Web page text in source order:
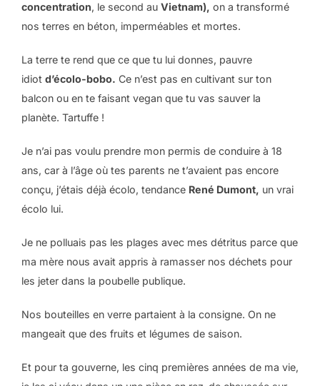
concentration, le second au Vietnam), on a transformé
nos terres en béton, imperméables et mortes.
La terre te rend que ce que tu lui donnes, pauvre
idiot d’écolo-bobo. Ce n’est pas en cultivant sur ton
balcon ou en te faisant vegan que tu vas sauver la
planète. Tartuffe !
Je n’ai pas voulu prendre mon permis de conduire à 18
ans, car à l’âge où tes parents ne t’avaient pas encore
conçu, j’étais déjà écolo, tendance René Dumont, un vrai
écolo lui.
Je ne polluais pas les plages avec mes détritus parce que
ma mère nous avait appris à ramasser nos déchets pour
les jeter dans la poubelle publique.
Nos bouteilles en verre partaient à la consigne. On ne
mangeait que des fruits et légumes de saison.
Et pour ta gouverne, les cinq premières années de ma vie,